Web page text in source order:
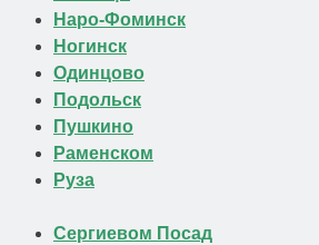
Наро-Фоминск
Ногинск
Одинцово
Подольск
Пушкино
Раменском
Руза
Сергиевом Посад